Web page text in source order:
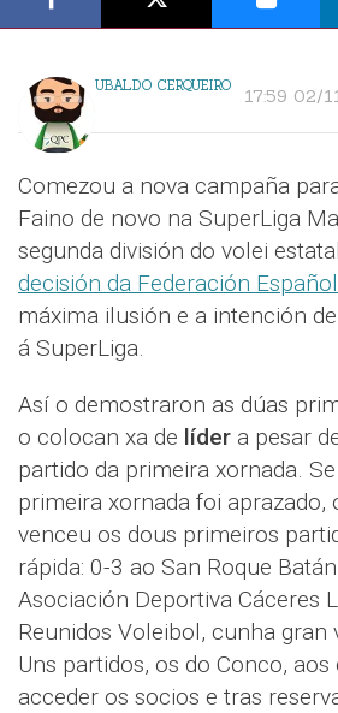
UBALDO CERQUEIRO 17:59 02/
Comezou a nova campaña
Faino de novo na SuperLiga
segunda división do volei
decisión da Federación
máxima ilusión e a intención
á SuperLiga.
Así o demostraron as dúas
o colocan xa de líder a pesar
partido da primeira xornada.
primeira xornada foi aprazado,
venceu os dous primeiros
rápida: 0-3 ao San Roque
Asociación Deportiva Cáceres
Reunidos Voleibol, cunha gran
Uns partidos, os do Conco,
acceder os socios e tras